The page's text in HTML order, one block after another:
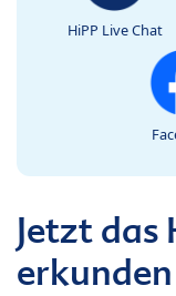
HiPP Live Chat
Jetzt das
erkunden